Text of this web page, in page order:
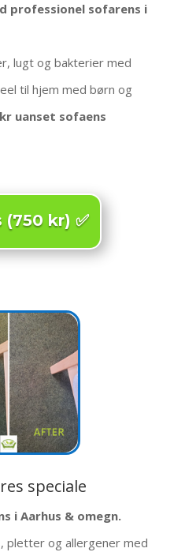
professionel sofarens i
lugt og bakterier med
til hjem med børn og
uanset sofaens
kr) ✅
speciale
i Aarhus & omegn.
pletter og allergener med